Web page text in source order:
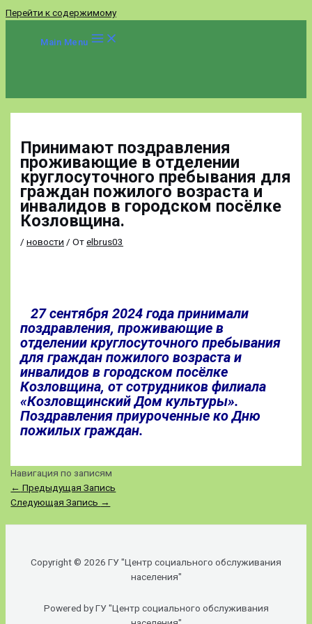
Перейти к содержимому
Main Menu
Принимают поздравления
проживающие в отделении
круглосуточного пребывания для
граждан пожилого возраста и
инвалидов в городском посёлке
Козловщина.
/новости / Отelbrus03
27 сентября 2024 года принимали
поздравления, проживающие в
отделении круглосуточного пребывания
для граждан пожилого возраста и
инвалидов в городском посёлке
Козловщина, от сотрудников филиала
«Козловщинский Дом культуры».
Поздравления приуроченные ко Дню
пожилых граждан.
Навигация по записям
← Предыдущая Запись
Следующая Запись →
Copyright © 2026 ГУ "Центр социального обслуживания
населения"
Powered by ГУ "Центр социального обслуживания